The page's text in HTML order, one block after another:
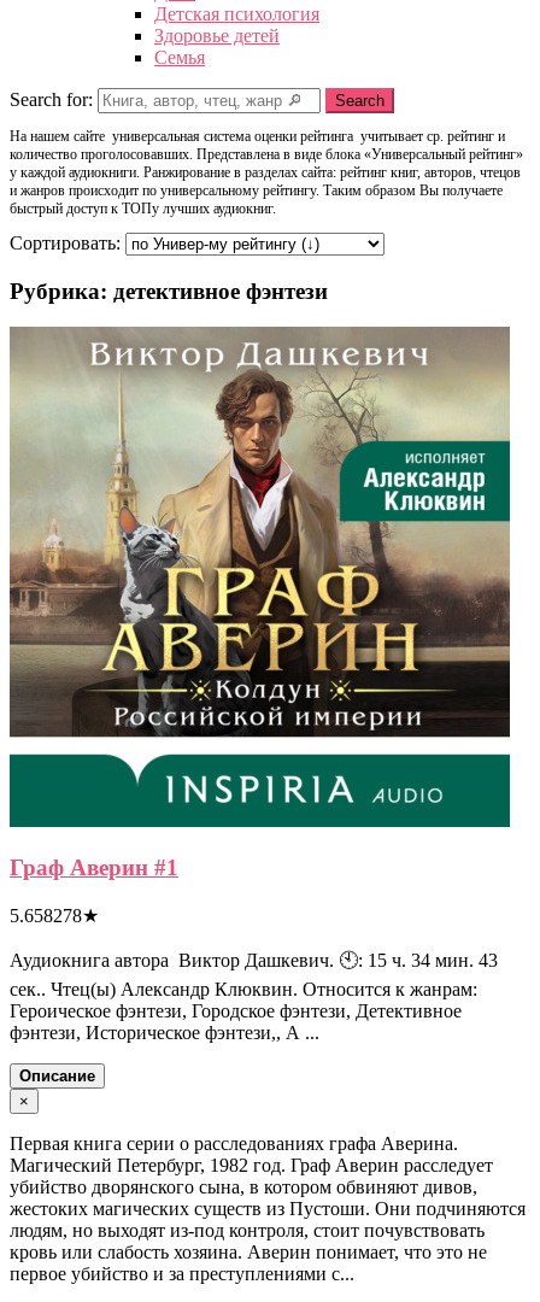
Детская психология
Здоровье детей
Семья
Search for: Search
На нашем сайте универсальная система оценки рейтинга учитывает ср. рейтинг и
количество проголосовавших. Представлена в виде блока «Универсальный рейтинг»
у каждой аудиокниги. Ранжирование в разделах сайта: рейтинг книг, авторов, чтецов
и жанров происходит по универсальному рейтингу. Таким образом Вы получаете
быстрый доступ к ТОПу лучших аудиокниг.
Сортировать:
Рубрика: детективное фэнтези
Граф Аверин #1
5.658278★
Аудиокнига автора Виктор Дашкевич. 🕙: 15 ч. 34 мин. 43
сек.. Чтец(ы) Александр Клюквин. Относится к жанрам:
Героическое фэнтези, Городское фэнтези, Детективное
фэнтези, Историческое фэнтези,, А ...
Описание
×
Первая книга серии о расследованиях графа Аверина.
Магический Петербург, 1982 год. Граф Аверин расследует
убийство дворянского сына, в котором обвиняют дивов,
жестоких магических существ из Пустоши. Они подчиняются
людям, но выходят из-под контроля, стоит почувствовать
кровь или слабость хозяина. Аверин понимает, что это не
первое убийство и за преступлениями с...